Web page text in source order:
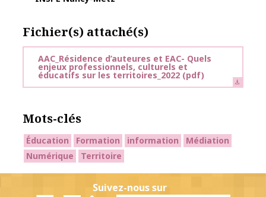
Fichier(s) attaché(s)
AAC_Résidence d’auteures et EAC- Quels
enjeux professionnels, culturels et
éducatifs sur les territoires_2022 (pdf)
Mots-clés
Éducation Formation information
Médiation
Numérique
Territoire
Suivez-nous sur